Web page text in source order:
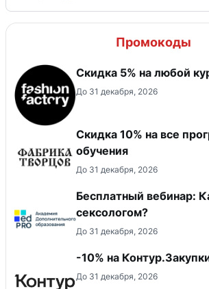
Промокоды
Скидка 5% на любой
До 31 декабря, 2026
Скидка 10% на все
обучения
До 31 декабря, 2026
Бесплатный вебинар:
сексологом?
До 31 декабря, 2026
-10% на
До 31 декабря, 2026